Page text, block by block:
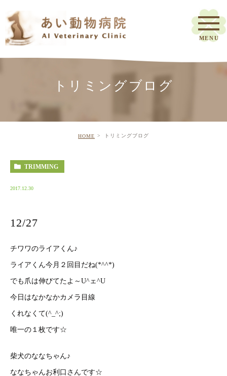
トリミングブログ
HOME トリミングブログ
TRIMMING
2017.12.30
12/27
チワワのライアくん♪
ライアくん今月２回目だね(*^^*)
でも爪は伸びてたよ～U^ェ^U
今日はなかなかカメラ目線
くれなくて(^_^;)
唯一の１枚です☆
柴犬のななちゃん♪
ななちゃんお利口さんです☆